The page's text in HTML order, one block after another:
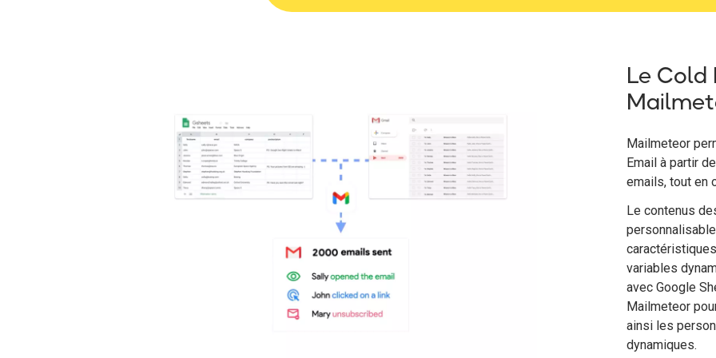
Le Cold
Mailmeteor
Email à partir
emails, tout en
Le contenus
variables
avec Google
Mailmeteor
ainsi les
dynamiques.